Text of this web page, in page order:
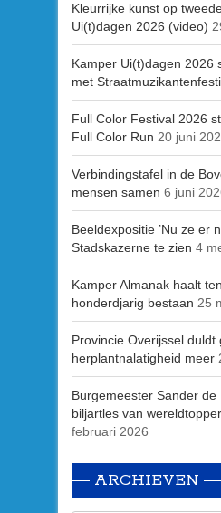
Kleurrijke kunst op
Ui(t)dagen 2026 (video)
Kamper Ui(t)dagen 2026
met
Full Color Festival 2026
Full Color Run 20 juni
Verbindingstafel in de
mensen samen 6 juni
Beeldexpositie ’Nu ze er
Stadskazerne te zien 4
Kamper Almanak haalt
honderdjarig bestaan 25
Provincie Overijssel duldt
herplantnalatigheid meer
Burgemeester Sander de
biljartles van
februari 2026
ARCHIEVEN